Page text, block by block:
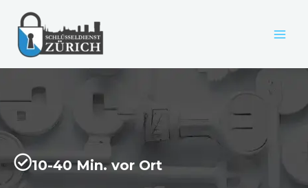
Inhalt
springen
10-40 Min. vor Ort